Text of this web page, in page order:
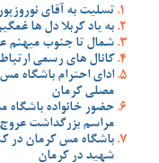
تسلیت به آقای
به یاد کربلا دل ها
شمال تا جنوب میهنم
کانال های رسمی
ادای احترام باشگاه
مصلی کرمان
حضور خانواده باشگاه
مراسم بزرگداشت
باشگاه مس کرمان در
شهید در کرمان